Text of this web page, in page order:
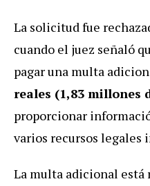
La solicitud fue
cuando el juez señaló
pagar una multa
reales (1,83 millones
proporcionar
varios recursos legales
La multa adicional está